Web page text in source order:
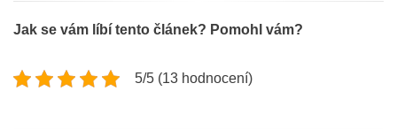
Jak se vám líbí tento článek? Pomohl vám?
5/5 (13 hodnocení)